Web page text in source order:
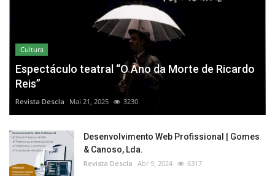
Cultura
Espectáculo teatral “O Ano da Morte de Ricardo
Reis”
Revista Descla Mai 21, 2025 3230
Desenvolvimento Web Profissional | Gomes
& Canoso, Lda.
Revista Descla Abr 9, 2024 6317